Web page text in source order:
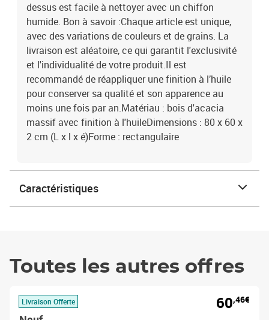
dessus est facile à nettoyer avec un chiffon
humide. Bon à savoir :Chaque article est unique,
avec des variations de couleurs et de grains. La
livraison est aléatoire, ce qui garantit l'exclusivité
et l'individualité de votre produit.Il est
recommandé de réappliquer une finition à l’huile
pour conserver sa qualité et son apparence au
moins une fois par an.Matériau : bois d'acacia
massif avec finition à l'huileDimensions : 80 x 60 x
2 cm (L x l x é)Forme : rectangulaire
Caractéristiques
Toutes les autres offres
Livraison Offerte 60,46€